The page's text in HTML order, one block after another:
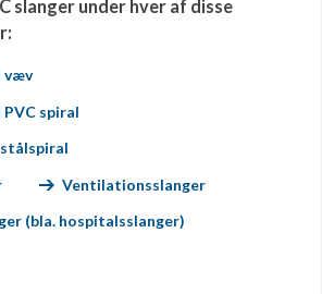
slanger under hver af disse
væv
spiral
stålspiral
Ventilationsslanger
(bla. hospitalsslanger)